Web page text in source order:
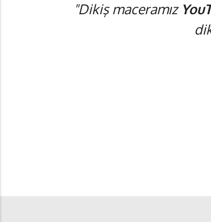
"Dikiş maceramız